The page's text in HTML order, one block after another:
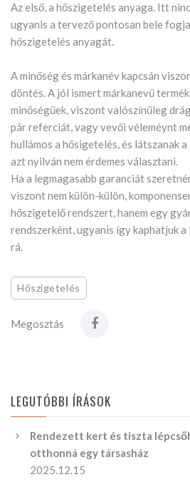
Az első, a hőszigetelés anyaga. Itt
ugyanis a tervező pontosan bele
hőszigetelés anyagát.
A minőség és márkanév kapcsán
döntés. A jól ismert márkanevű
minőségűek, viszont valószínűleg
pár referciát, vagy vevői véleméynt
hullámos a hősigetelés, és látszanak
azt nyilván nem érdemes választani.
Ha a legmagasabb garanciát
viszont nem külön-külön,
hőszigetelő rendszert, hanem egy
rendszerként, ugyanis így kaphatjuk
rá.
Hőszigetelés
Megosztás
LEGUTÓBBI ÍRÁSOK
Rendezett kert és tiszta
otthonná egy társasház
2025.12.15